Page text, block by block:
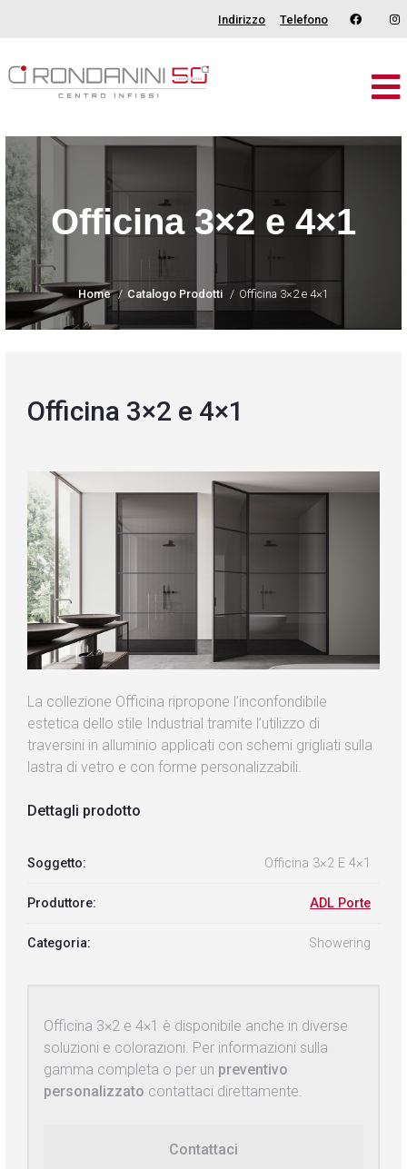
Indirizzo Telefono
Brand
Serramenti
Porte
Oscuranti
Outdoor
Tende
Contatti
Officina 3×2 e 4×1
Home Catalogo Prodotti Officina 3×2 e 4×1
Officina 3×2 e 4×1
La collezione Officina ripropone l’inconfondibile
estetica dello stile Industrial tramite l’utilizzo di
traversini in alluminio applicati con schemi grigliati sulla
lastra di vetro e con forme personalizzabili.
Dettagli prodotto
Soggetto: Officina 3×2 E 4×1
Produttore: ADL Porte
Categoria: Showering
Officina 3×2 e 4×1 è disponibile anche in diverse
soluzioni e colorazioni. Per informazioni sulla
gamma completa o per un preventivo
personalizzato contattaci direttamente.
Contattaci